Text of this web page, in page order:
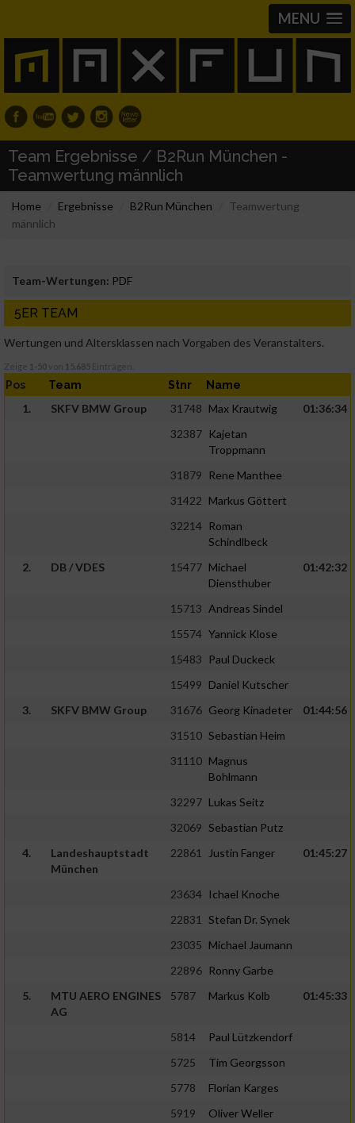
MENU
Team Ergebnisse / B2Run München -
Teamwertung männlich
Home Ergebnisse B2Run München
Teamwertung
männlich
Team-Wertungen: PDF
5ER TEAM
Wertungen und Altersklassen nach Vorgaben des Veranstalters.
Zeige 1-50 von 15.685 Einträgen.
Pos Team Stnr Name
1. SKFV BMW Group 31748 Max Krautwig
01:36:34
32387 Kajetan
Troppmann
31879
Rene Manthee
31422 Markus Göttert
32214 Roman
Schindlbeck
2.
DB / VDES 15477 Michael
Diensthuber
01:42:32
15713 Andreas Sindel
15574 Yannick Klose
15483
Paul Duckeck
15499 Daniel Kutscher
3.
SKFV BMW Group 31676 Georg Kinadeter
01:44:56
31510 Sebastian Heim
31110 Magnus
Bohlmann
32297 Lukas Seitz
32069 Sebastian Putz
4.
Landeshauptstadt
München
22861 Justin Fanger 01:45:27
23634 Ichael Knoche
22831
Stefan Dr. Synek
23035 Michael Jaumann
22896 Ronny Garbe
5.
MTU AERO ENGINES
AG
5787 Markus Kolb 01:45:33
5814
Paul Lützkendorf
5725
Tim Georgsson
5778
Florian Karges
5919
Oliver Weller